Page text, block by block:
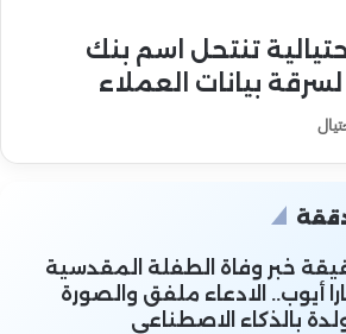
تنتحل اسم بنك
بيانات العملاء
خبر وفاة الطفلة المقدسية
أيوب.. الادعاء ملفق والصورة
بالذكاء الاصطناعي